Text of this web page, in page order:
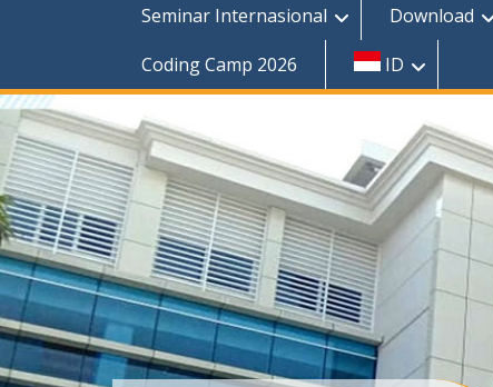
Seminar Internasional
Download
Coding Camp 2026
ID